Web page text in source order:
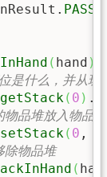
( hand )
什么，并从玩
getStack( 0 ) .
品堆放入物品栏
setStack( 0 ,
物品堆
(